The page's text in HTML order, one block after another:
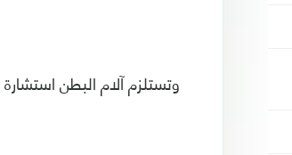
وتستلزم آلام البطن